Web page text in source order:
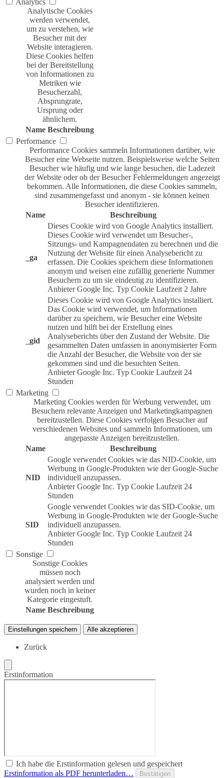
Analytische Cookies
werden verwendet,
um zu verstehen, wie
Besucher mit der
Website interagieren.
Diese Cookies helfen
bei der Bereitstellung
von Informationen zu
Metriken wie
Besucherzahl,
Absprungrate,
Ursprung oder
ähnlichem.
Name Beschreibung
Performance
Performance Cookies sammeln Informationen darüber, wie
Besucher eine Webseite nutzen. Beispielsweise welche Seiten
Besucher wie häufig und wie lange besuchen, die Ladezeit
der Website oder ob der Besucher Fehlermeldungen angezeigt
bekommen. Alle Informationen, die diese Cookies sammeln,
sind zusammengefasst und anonym - sie können keinen
Besucher identifizieren.
Name
Beschreibung
_ga
Dieses Cookie wird von Google Analytics installiert.
Dieses Cookie wird verwendet um Besucher-,
Sitzungs- und Kampagnendaten zu berechnen und die
Nutzung der Website für einen Analysebericht zu
erfassen. Die Cookies speichern diese Informationen
anonym und weisen eine zufällig generierte Nummer
Besuchern zu um sie eindeutig zu identifizieren.
Anbieter Google Inc. Typ Cookie Laufzeit 2 Jahre
_gid
Dieses Cookie wird von Google Analytics installiert.
Das Cookie wird verwendet, um Informationen
darüber zu speichern, wie Besucher eine Website
nutzen und hilft bei der Erstellung eines
Analyseberichts über den Zustand der Website. Die
gesammelten Daten umfassen in anonymisierter Form
die Anzahl der Besucher, die Website von der sie
gekommen sind und die besuchten Seiten.
Anbieter Google Inc. Typ Cookie Laufzeit 24
Stunden
Marketing
Marketing Cookies werden für Werbung verwendet, um
Besuchern relevante Anzeigen und Marketingkampagnen
bereitzustellen. Diese Cookies verfolgen Besucher auf
verschiedenen Websites und sammeln Informationen, um
angepasste Anzeigen bereitzustellen.
Name
Beschreibung
NID
Google verwendet Cookies wie das NID-Cookie, um
Werbung in Google-Produkten wie der Google-Suche
individuell anzupassen.
Anbieter Google Inc. Typ Cookie Laufzeit 24
Stunden
SID
Google verwendet Cookies wie das SID-Cookie, um
Werbung in Google-Produkten wie der Google-Suche
individuell anzupassen.
Anbieter Google Inc. Typ Cookie Laufzeit 24
Stunden
Sonstige
Sonstige Cookies
müssen noch
analysiert werden und
wurden noch in keiner
Kategorie eingestuft.
Name Beschreibung
Einstellungen speichern Alle akzeptieren
Zurück
Erstinformation
Ich habe die Erstinformation gelesen und gespeichert
Erstinformation als PDF herunterladen…
Bestätigen